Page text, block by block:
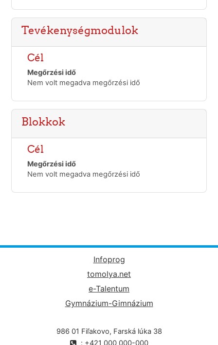
Tevékenységmodulok
Cél
Megőrzési idő
Nem volt megadva megőrzési idő
Blokkok
Cél
Megőrzési idő
Nem volt megadva megőrzési idő
Infoprog
tomolya.net
e-Talentum
Gymnázium-Gimnázium
986 01 Fiľakovo, Farská lúka 38
: +421 000 000-000